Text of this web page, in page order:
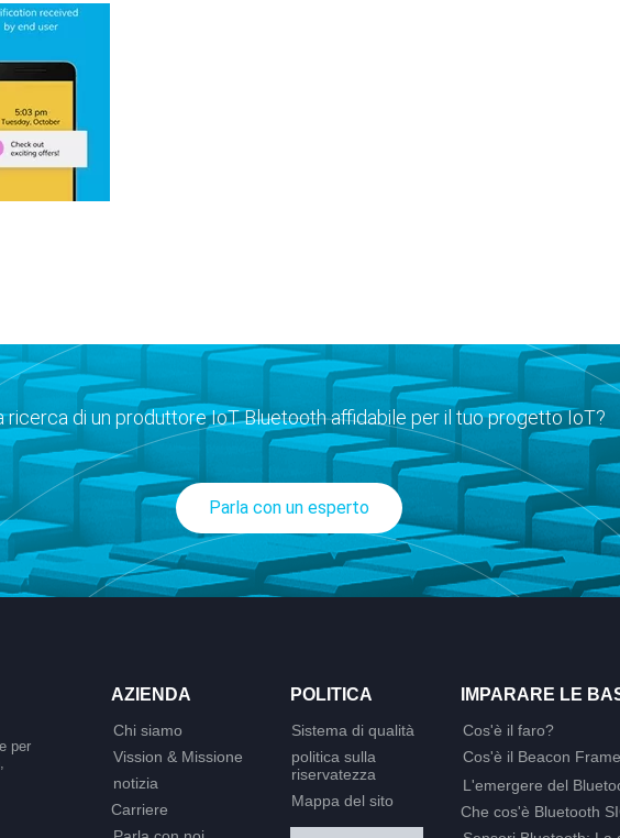
ricerca di un produttore IoT Bluetooth affidabile per il tuo progetto IoT?
Parla con un esperto
per
AZIENDA
Chi siamo
Vission & Missione
notizia
Carriere
POLITICA
Sistema di qualità
politica sulla
riservatezza
Mappa del sito
IMPARARE LE
Cos'è il faro?
Cos'è il Beacon
L'emergere del
Che cos'è Bluetooth